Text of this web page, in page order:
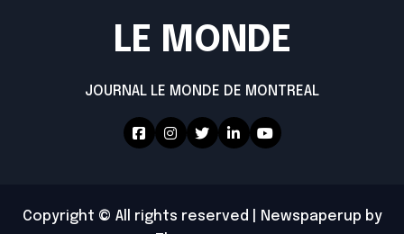
LE MONDE
JOURNAL LE MONDE DE MONTREAL
Copyright © All rights reserved Newspaperup by